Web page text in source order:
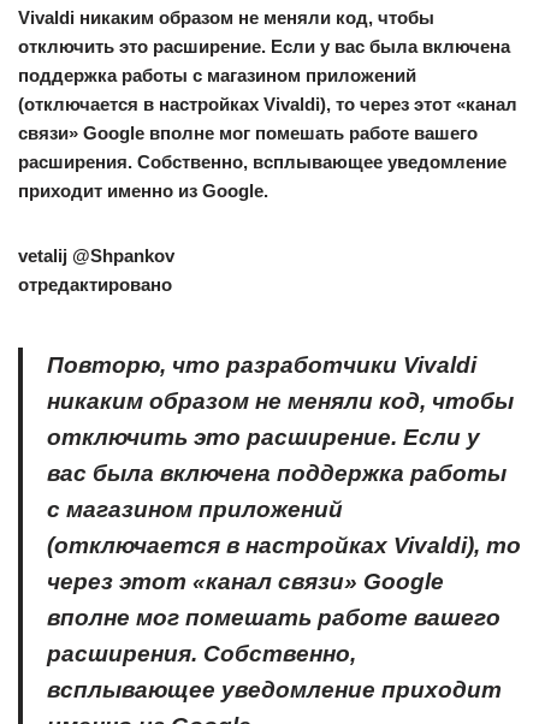
Vivaldi никаким образом не меняли код, чтобы
отключить это расширение. Если у вас была включена
поддержка работы с магазином приложений
(отключается в настройках Vivaldi), то через этот «канал
связи» Google вполне мог помешать работе вашего
расширения. Собственно, всплывающее уведомление
приходит именно из Google.
vetalij @Shpankov
отредактировано
Повторю, что разработчики Vivaldi
никаким образом не меняли код, чтобы
отключить это расширение. Если у
вас была включена поддержка работы
с магазином приложений
(отключается в настройках Vivaldi), то
через этот «канал связи» Google
вполне мог помешать работе вашего
расширения. Собственно,
всплывающее уведомление приходит